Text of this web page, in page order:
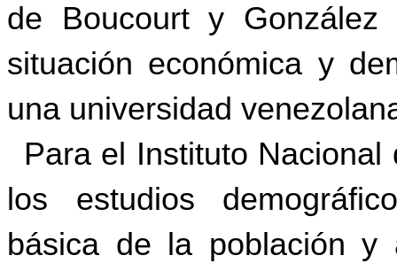
de Boucourty González
situación económica y
una universidad
Para el Instituto
los estudios
básica de la población